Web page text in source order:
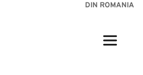
DIN ROMANIA